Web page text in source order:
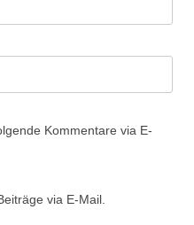
Kommentare via E-
via E-Mail.